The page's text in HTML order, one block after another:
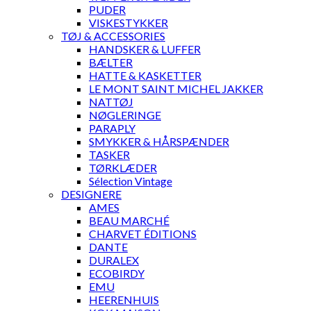
PUDER
VISKESTYKKER
TØJ & ACCESSORIES
HANDSKER & LUFFER
BÆLTER
HATTE & KASKETTER
LE MONT SAINT MICHEL JAKKER
NATTØJ
NØGLERINGE
PARAPLY
SMYKKER & HÅRSPÆNDER
TASKER
TØRKLÆDER
Sélection Vintage
DESIGNERE
AMES
BEAU MARCHÉ
CHARVET ÉDITIONS
DANTE
DURALEX
ECOBIRDY
EMU
HEERENHUIS